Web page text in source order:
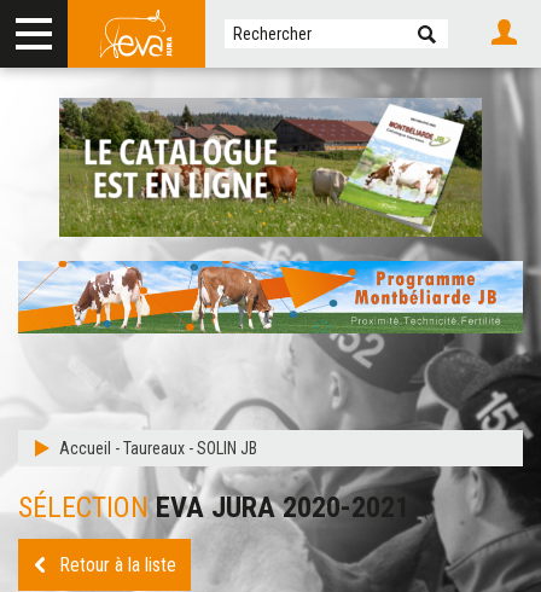
Accueil -Taureaux -SOLIN JB
SÉLECTIONEVA JURA 2020-2021
Retour à la liste